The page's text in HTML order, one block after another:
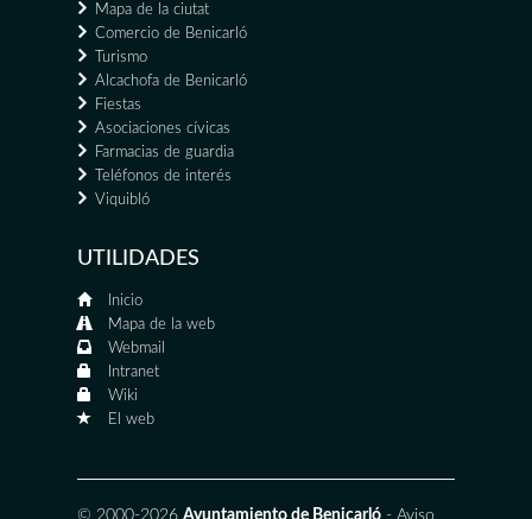
Mapa de la ciutat
Comercio de Benicarló
Turismo
Alcachofa de Benicarló
Fiestas
Asociaciones cívicas
Farmacias de guardia
Teléfonos de interés
Viquibló
UTILIDADES
Inicio
Mapa de la web
Webmail
Intranet
Wiki
El web
© 2000-2026 Ayuntamiento de Benicarló - Aviso